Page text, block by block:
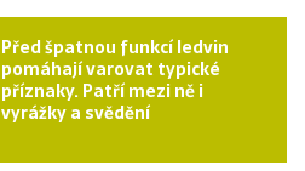
Před špatnou funkcí ledvin
pomáhají varovat typické
příznaky. Patří mezi ně i
vyrážky a svědění